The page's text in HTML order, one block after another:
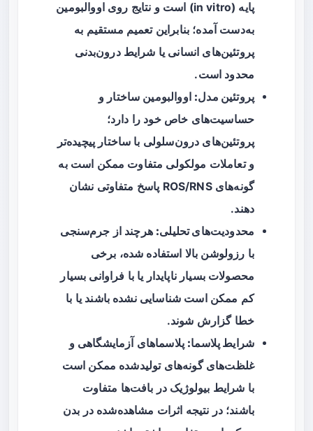
پایه (in vitro) است و نتایج روی اووالبومین
به‌دست آمده؛ بنابراین تعمیم مستقیم به
پروتئین‌های انسانی یا شرایط درون‌بدنی
محدود است.
پروتئین مدل: اووالبومین ساختار و
حساسیت‌های خاص خود را دارد؛
پروتئین‌های درون‌سلولی با ساختار پیچیده‌تر
و تعاملات مولکولی متفاوت ممکن است به
گونه‌های ROS/RNS پاسخ متفاوتی نشان
دهند.
محدودیت‌های تحلیلی: هرچند از جرم‌سنجی
با رزولوشن بالا استفاده شده، برخی
محصولات بسیار ناپایدار یا با فراوانی بسیار
کم ممکن است شناسایی نشده باشند یا با
خطا گزارش شوند.
شرایط پلاسما: پلاسماهای آزمایشگاهی و
غلظت‌های گونه‌های تولیدشده ممکن است
با شرایط بیولوژیک در بافت‌ها متفاوت
باشند؛ در نتیجه اثرات مشاهده‌شده در بدن